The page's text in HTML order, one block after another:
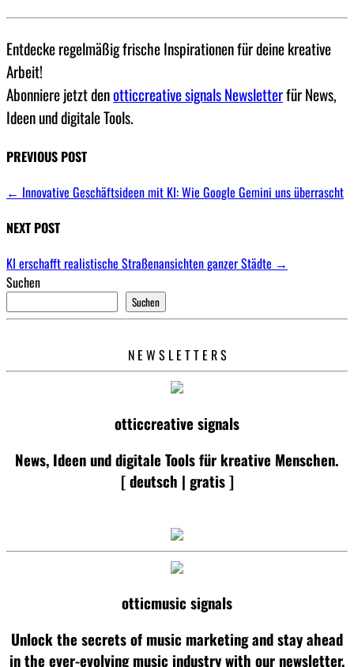
Entdecke regelmäßig frische Inspirationen für deine kreative
Arbeit!
Abonniere jetzt denotticcreative signals Newsletterfür News,
Ideen und digitale Tools.
PREVIOUS POST
← Innovative Geschäftsideen mit KI: Wie Google Gemini uns überrascht
NEXT POST
KI erschafft realistische Straßenansichten ganzer Städte →
Suchen
Suchen
N E W S L E T T E R S
otticcreative signals
News, Ideen und digitale Tools für kreative Menschen.
[ deutsch | gratis ]
otticmusic signals
Unlock the secrets of music marketing and stay ahead
in the ever-evolving music industry with our newsletter.